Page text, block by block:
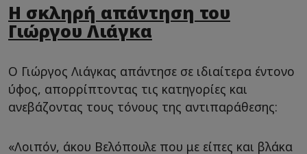
Η σκληρή απάντηση του
Γιώργου Λιάγκα
Ο Γιώργος Λιάγκας απάντησε σε ιδιαίτερα έντονο
ύφος, απορρίπτοντας τις κατηγορίες και
ανεβάζοντας τους τόνους της αντιπαράθεσης:
«Λοιπόν, άκου Βελόπουλε που με είπες και βλάκα